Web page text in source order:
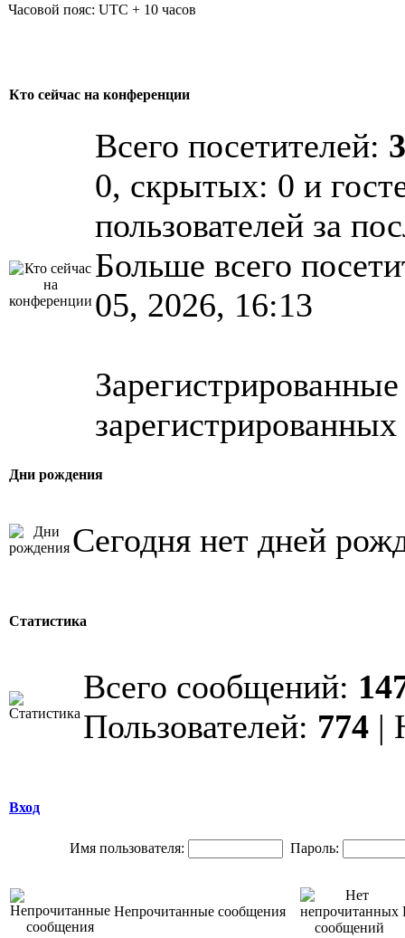
Часовой пояс: UTC + 10 часов
Кто сейчас на конференции
Всего посетителей:
0, скрытых: 0 и
пользователей за
Больше всего
05, 2026, 16:13
зарегистрированных
Дни рождения
Сегодня нет дней
Статистика
Всего сообщений:
Пользователей: 774 |
Вход
Имя пользователя: Пароль:
Непрочитанные сообщения